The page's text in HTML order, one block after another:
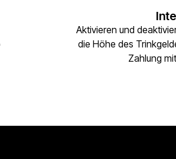
Aktivieren und
die Höhe des
Zahlung